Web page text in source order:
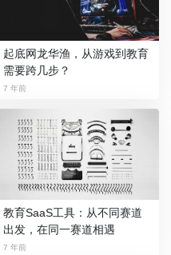
起底网龙华渔，从游戏到教育
需要跨几步？
7 年前
教育SaaS工具：从不同赛道
出发，在同一赛道相遇
7 年前